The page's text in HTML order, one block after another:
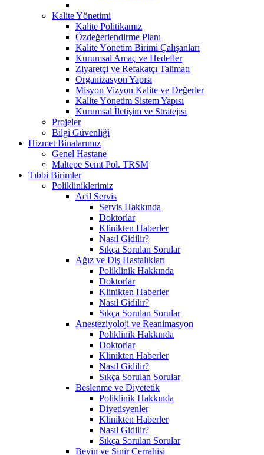
Kalite Yönetimi
Kalite Politikamız
Özdeğerlendirme Planı
Kalite Yönetim Birimi Çalışanları
Kurumsal Amaç ve Hedefler
Ziyaretçi ve Refakatçı Talimatı
Organizasyon Yapısı
Misyon Vizyon Kalite ve Değerler
Kalite Yönetim Sistem Yapısı
Kurumsal İletişim ve Stratejisi
Projeler
Bilgi Güvenliği
Hizmet Binalarımız
Genel Hastane
Maltepe Semt Pol. TRSM
Tıbbi Birimler
Polikliniklerimiz
Acil Servis
Servis Hakkında
Doktorlar
Klinikten Haberler
Nasıl Gidilir?
Sıkça Sorulan Sorular
Ağız ve Diş Hastalıkları
Poliklinik Hakkında
Doktorlar
Klinikten Haberler
Nasıl Gidilir?
Sıkça Sorulan Sorular
Anesteziyoloji ve Reanimasyon
Poliklinik Hakkında
Doktorlar
Klinikten Haberler
Nasıl Gidilir?
Sıkça Sorulan Sorular
Beslenme ve Diyetetik
Poliklinik Hakkında
Diyetisyenler
Klinikten Haberler
Nasıl Gidilir?
Sıkça Sorulan Sorular
Beyin ve Sinir Cerrahisi